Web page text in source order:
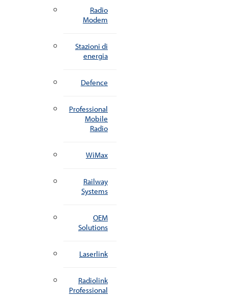
Radio
Modem
Stazioni di
energia
Defence
Professional
Mobile
Radio
WiMax
Railway
Systems
OEM
Solutions
Laserlink
Radiolink
Professional